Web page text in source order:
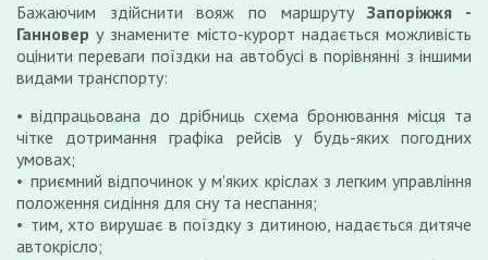
Бажаючим здійснити вояж по маршрутуЗапоріжжя -
Ганноверу знамените місто-курорт надається можливість
оцінити переваги поїздки на автобусі в порівнянні з іншими
видами транспорту:
відпрацьована до дрібниць схема бронювання місця та
чітке дотримання графіка рейсів у будь-яких погодних
умовах;
приємний відпочинок у м'яких кріслах з легким управління
положення сидіння для сну та неспання;
тим, хто вирушає в поїздку з дитиною, надається дитяче
автокрісло;